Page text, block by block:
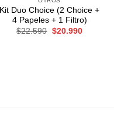
Kit Duo Choice (2 Choice +
4 Papeles + 1 Filtro)
$22.590 El
$20.990El